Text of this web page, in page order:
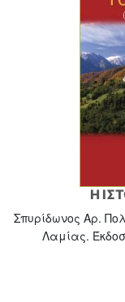
Η
Σπυρίδωνος Αρ.
Λαμίας.